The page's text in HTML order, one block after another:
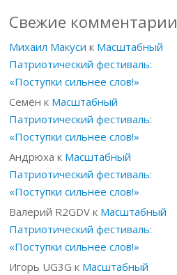
Свежие комментарии
Михаил Макуси к Масштабный
Патриотический фестиваль:
«Поступки сильнее слов!»
Семён к Масштабный
Патриотический фестиваль:
«Поступки сильнее слов!»
Андрюха к Масштабный
Патриотический фестиваль:
«Поступки сильнее слов!»
Валерий R2GDV к Масштабный
Патриотический фестиваль:
«Поступки сильнее слов!»
Игорь UG3G к Масштабный